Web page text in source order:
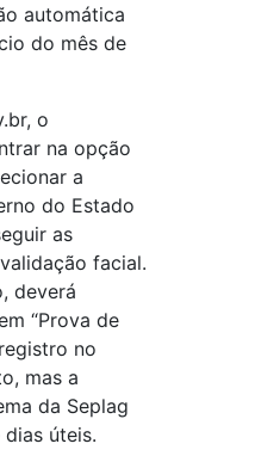
automática
do mês de
o
na opção
a
do Estado
as
facial.
deverá
“Prova de
no
mas a
da Seplag
úteis.